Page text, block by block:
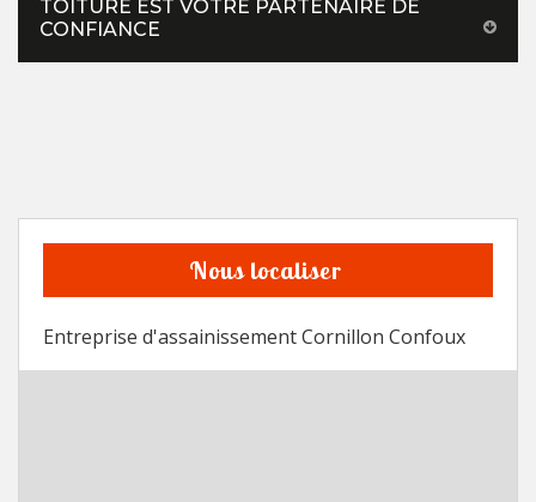
TOITURE EST VOTRE PARTENAIRE DE
CONFIANCE
Nous localiser
Entreprise d'assainissement Cornillon Confoux